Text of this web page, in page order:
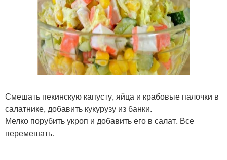
Смешать пекинскую капусту, яйца и крабовые палочки в
салатнике, добавить кукурузу из банки.
Мелко порубить укроп и добавить его в салат. Все
перемешать.